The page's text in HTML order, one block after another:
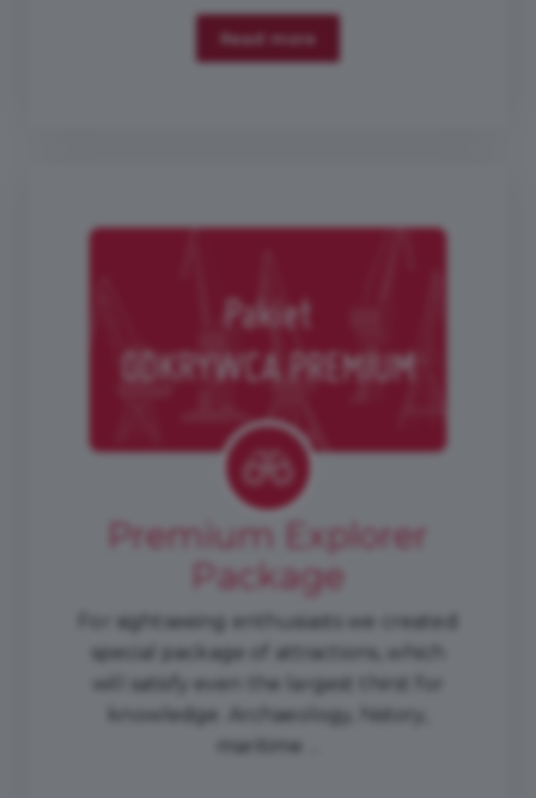
Read more
Premium Explorer
Package
For sightseeing enthusiasts we created
special package of attractions, which
will satisfy even the largest thirst for
knowledge. Archaeology, history,
maritime ...